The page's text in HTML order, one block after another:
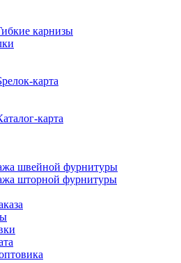
карнизы
карта
карта
швейной фурнитуры
шторной фурнитуры